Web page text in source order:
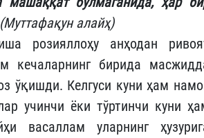
(Муттафақун алайҳ)
розияллоҳу анҳодан
кечаларнинг бирида
ўқишди. Келгуси куни ҳам
учинчи ёки тўртинчи куни
васаллам уларнинг